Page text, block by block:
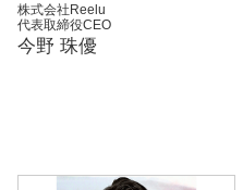
株式会社Reelu
代表取締役CEO
今野 珠優